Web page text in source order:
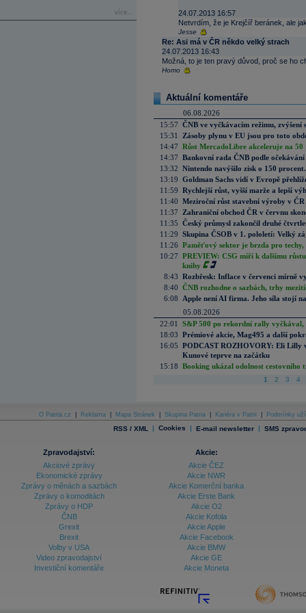
více...
24.07.2013 16:57
Netvrdím, že je Krejčíř beránek, ale
Jesse
Re: Asi má v ČR někdo velký strach
24.07.2013 16:43
Možná, to je ten pravý důvod, proč se ho
Homo
Aktuální komentáře
06.08.2026
15:57 ČNB ve vyčkávacím režimu, zvýšení
15:31
Zásoby plynu v EU jsou pro toto
14:47 Růst MercadoLibre akceleruje na
14:37 Bankovní rada ČNB podle
13:32 Nintendo navýšilo zisk o 150
13:19 Goldman Sachs vidí v Evropě
11:59 Rychlejší růst, vyšší marže a lepší
11:40 Meziroční růst stavební výroby v
11:37
Zahraniční obchod ČR v červnu
11:35 Český průmysl zakončil druhé
11:29 Skupina ČSOB v 1. pololetí: Velký
11:26 Paměťový sektor je brzda pro techy,
10:27 PREVIEW: CSG míří k dalšímu
knihy
8:43 Rozbřesk: Inflace v červenci mírně
8:40 ČNB rozhodne o sazbách, trhy
6:08
Apple není AI firma. Jeho síla stojí
05.08.2026
22:01
S&P 500 po rekordní rally vyčkával,
18:03 Prémiové akcie, Mag495 a další
16:05 PODCAST ROZHOVORY: Eli Lilly
Kunové teprve na začátku
15:18 Booking ukázal odolnost cestovního
1 2 3 4
O Patria.cz Reklama Mapa Stránek Skupina Patria Kariéra v Patrii Podmínky
RSS / XML | Cookies | E-mail newsletter | SMS
Zpravodajství:
Akciové zprávy
Ekonomické zprávy
Zprávy o měnách a sazbách
Zprávy o komoditách
Zprávy o HDP
ČNB
Grexit
Brexit
Volby v USA
Video zpravodajství
Investiční komentáře
Akcie:
Akcie ČEZ
Akcie NWR
Akcie Komerční banka
Akcie Erste Bank
Akcie O2
Akcie Kofola
Akcie Apple
Akcie Facebook
Akcie BMW
Akcie GE
Akcie Moneta